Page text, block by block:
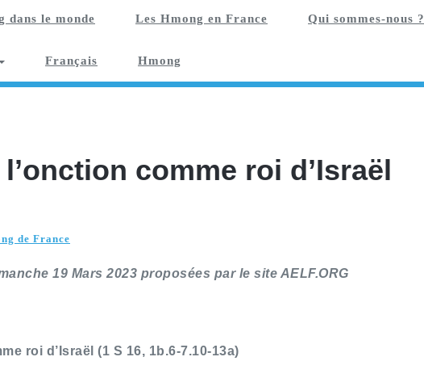
dans le monde Les Hmong en France Qui sommes-nous ?
Français Hmong
comme roi d’Israël
de France
19 Mars 2023 proposées par le site AELF.ORG
roi d’Israël (1 S 16, 1b.6-7.10-13a)